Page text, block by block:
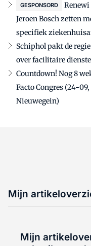
GESPONSORD
Renewi
Jeroen Bosch zetten
specifiek
Schiphol pakt de
over facilitaire
Countdown! Nog 8
Facto Congres (24-09,
Nieuwegein)
Mijn
Mijn